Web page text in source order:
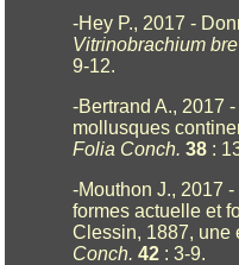
-Hey P., 2017 -
Vitrinobrachium
9-12.
-Bertrand A., 2017
mollusques
Folia Conch. 38 :
-Mouthon J., 2017
formes actuelle et
Clessin, 1887,
Conch. 42 : 3-9.